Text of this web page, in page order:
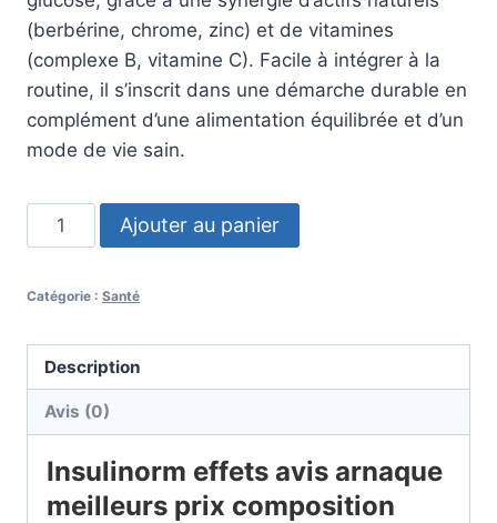
(berbérine, chrome, zinc) et de vitamines
(complexe B, vitamine C). Facile à intégrer à la
routine, il s’inscrit dans une démarche durable en
complément d’une alimentation équilibrée et d’un
mode de vie sain.
quantité
de
Ajouter au panier
Catégorie : Santé
Description
Avis (0)
Insulinorm effets avis arnaque
meilleurs prix composition